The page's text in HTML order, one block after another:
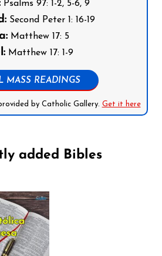
Psalms 97: 1-2, 5-6, 9
Second Peter 1: 16-19
Matthew 17: 5
Matthew 17: 1-9
MASS READINGS
by Catholic Gallery. Get it here
added Bibles